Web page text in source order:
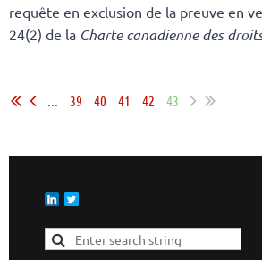
requête en exclusion de la preuve en
24(2) de la Charte canadienne des
... 39 40 41 42 43